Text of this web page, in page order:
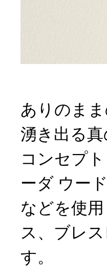
ありのま
湧き出る
コンセプ
ーダ ウー
などを使
ス、ブレ
す。